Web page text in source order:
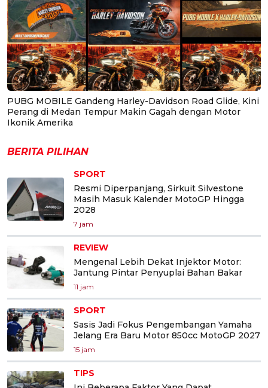
PUBG MOBILE Gandeng Harley-Davidson Road Glide, Kini
Perang di Medan Tempur Makin Gagah dengan Motor
Ikonik Amerika
BERITA PILIHAN
SPORT
Resmi Diperpanjang, Sirkuit Silvestone
Masih Masuk Kalender MotoGP Hingga
2028
7 jam
REVIEW
Mengenal Lebih Dekat Injektor Motor:
Jantung Pintar Penyuplai Bahan Bakar
11 jam
SPORT
Sasis Jadi Fokus Pengembangan Yamaha
Jelang Era Baru Motor 850cc MotoGP 2027
15 jam
TIPS